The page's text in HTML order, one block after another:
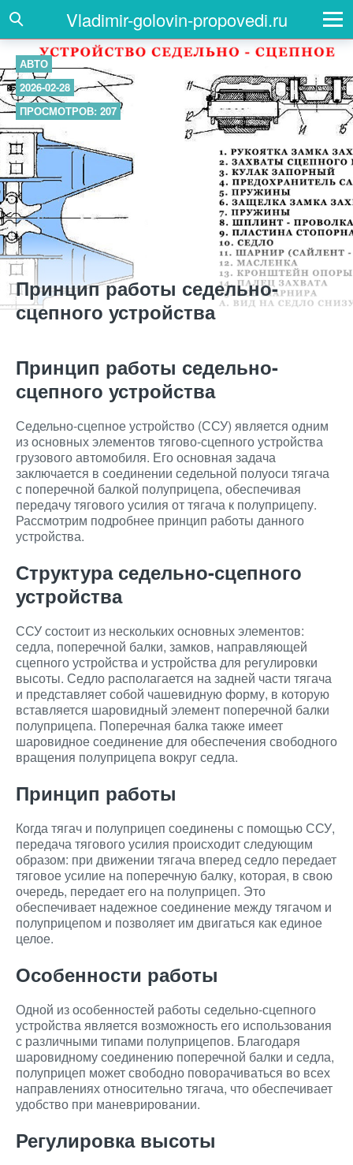
Vladimir-golovin-propovedi.ru
АВТО
2026-02-28
ПРОСМОТРОВ: 207
Принцип работы седельно-
сцепного устройства
Принцип работы седельно-
сцепного устройства
Седельно-сцепное устройство (ССУ) является одним
из основных элементов тягово-сцепного устройства
грузового автомобиля. Его основная задача
заключается в соединении седельной полуоси тягача
с поперечной балкой полуприцепа, обеспечивая
передачу тягового усилия от тягача к полуприцепу.
Рассмотрим подробнее принцип работы данного
устройства.
Структура седельно-сцепного
устройства
ССУ состоит из нескольких основных элементов:
седла, поперечной балки, замков, направляющей
сцепного устройства и устройства для регулировки
высоты. Седло располагается на задней части тягача
и представляет собой чашевидную форму, в которую
вставляется шаровидный элемент поперечной балки
полуприцепа. Поперечная балка также имеет
шаровидное соединение для обеспечения свободного
вращения полуприцепа вокруг седла.
Принцип работы
Когда тягач и полуприцеп соединены с помощью ССУ,
передача тягового усилия происходит следующим
образом: при движении тягача вперед седло передает
тяговое усилие на поперечную балку, которая, в свою
очередь, передает его на полуприцеп. Это
обеспечивает надежное соединение между тягачом и
полуприцепом и позволяет им двигаться как единое
целое.
Особенности работы
Одной из особенностей работы седельно-сцепного
устройства является возможность его использования
с различными типами полуприцепов. Благодаря
шаровидному соединению поперечной балки и седла,
полуприцеп может свободно поворачиваться во всех
направлениях относительно тягача, что обеспечивает
удобство при маневрировании.
Регулировка высоты